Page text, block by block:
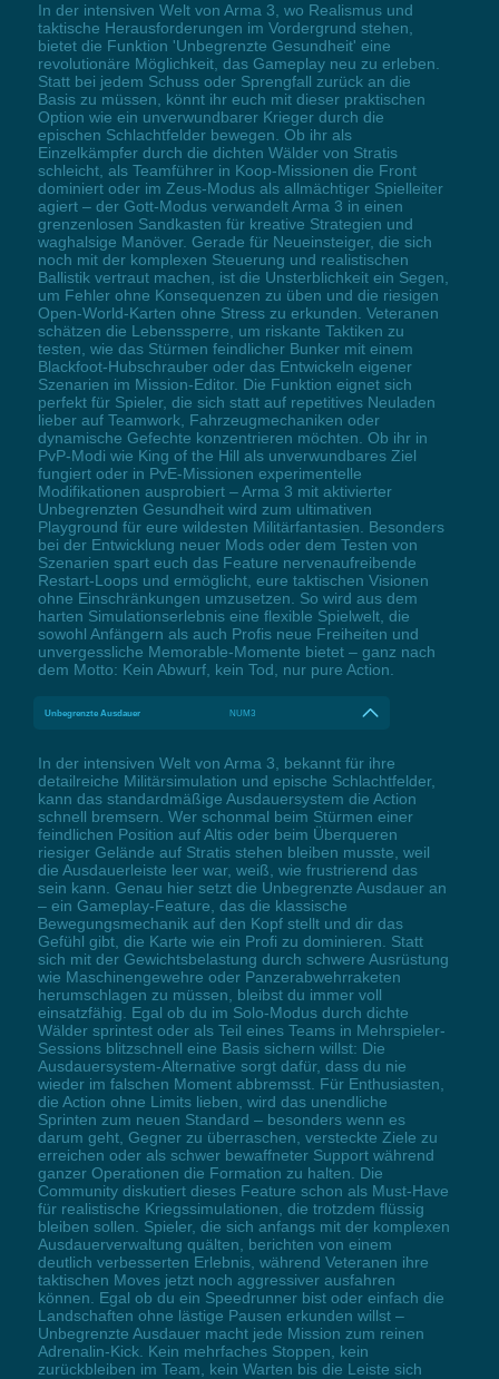
In der intensiven Welt von Arma 3, wo Realismus und
taktische Herausforderungen im Vordergrund stehen,
bietet die Funktion 'Unbegrenzte Gesundheit' eine
revolutionäre Möglichkeit, das Gameplay neu zu erleben.
Statt bei jedem Schuss oder Sprengfall zurück an die
Basis zu müssen, könnt ihr euch mit dieser praktischen
Option wie ein unverwundbarer Krieger durch die
epischen Schlachtfelder bewegen. Ob ihr als
Einzelkämpfer durch die dichten Wälder von Stratis
schleicht, als Teamführer in Koop-Missionen die Front
dominiert oder im Zeus-Modus als allmächtiger Spielleiter
agiert – der Gott-Modus verwandelt Arma 3 in einen
grenzenlosen Sandkasten für kreative Strategien und
waghalsige Manöver. Gerade für Neueinsteiger, die sich
noch mit der komplexen Steuerung und realistischen
Ballistik vertraut machen, ist die Unsterblichkeit ein Segen,
um Fehler ohne Konsequenzen zu üben und die riesigen
Open-World-Karten ohne Stress zu erkunden. Veteranen
schätzen die Lebenssperre, um riskante Taktiken zu
testen, wie das Stürmen feindlicher Bunker mit einem
Blackfoot-Hubschrauber oder das Entwickeln eigener
Szenarien im Mission-Editor. Die Funktion eignet sich
perfekt für Spieler, die sich statt auf repetitives Neuladen
lieber auf Teamwork, Fahrzeugmechaniken oder
dynamische Gefechte konzentrieren möchten. Ob ihr in
PvP-Modi wie King of the Hill als unverwundbares Ziel
fungiert oder in PvE-Missionen experimentelle
Modifikationen ausprobiert – Arma 3 mit aktivierter
Unbegrenzten Gesundheit wird zum ultimativen
Playground für eure wildesten Militärfantasien. Besonders
bei der Entwicklung neuer Mods oder dem Testen von
Szenarien spart euch das Feature nervenaufreibende
Restart-Loops und ermöglicht, eure taktischen Visionen
ohne Einschränkungen umzusetzen. So wird aus dem
harten Simulationserlebnis eine flexible Spielwelt, die
sowohl Anfängern als auch Profis neue Freiheiten und
unvergessliche Memorable-Momente bietet – ganz nach
dem Motto: Kein Abwurf, kein Tod, nur pure Action.
Unbegrenzte Ausdauer NUM3
In der intensiven Welt von Arma 3, bekannt für ihre
detailreiche Militärsimulation und epische Schlachtfelder,
kann das standardmäßige Ausdauersystem die Action
schnell bremsern. Wer schonmal beim Stürmen einer
feindlichen Position auf Altis oder beim Überqueren
riesiger Gelände auf Stratis stehen bleiben musste, weil
die Ausdauerleiste leer war, weiß, wie frustrierend das
sein kann. Genau hier setzt die Unbegrenzte Ausdauer an
– ein Gameplay-Feature, das die klassische
Bewegungsmechanik auf den Kopf stellt und dir das
Gefühl gibt, die Karte wie ein Profi zu dominieren. Statt
sich mit der Gewichtsbelastung durch schwere Ausrüstung
wie Maschinengewehre oder Panzerabwehrraketen
herumschlagen zu müssen, bleibst du immer voll
einsatzfähig. Egal ob du im Solo-Modus durch dichte
Wälder sprintest oder als Teil eines Teams in Mehrspieler-
Sessions blitzschnell eine Basis sichern willst: Die
Ausdauersystem-Alternative sorgt dafür, dass du nie
wieder im falschen Moment abbremsst. Für Enthusiasten,
die Action ohne Limits lieben, wird das unendliche
Sprinten zum neuen Standard – besonders wenn es
darum geht, Gegner zu überraschen, versteckte Ziele zu
erreichen oder als schwer bewaffneter Support während
ganzer Operationen die Formation zu halten. Die
Community diskutiert dieses Feature schon als Must-Have
für realistische Kriegssimulationen, die trotzdem flüssig
bleiben sollen. Spieler, die sich anfangs mit der komplexen
Ausdauerverwaltung quälten, berichten von einem
deutlich verbesserten Erlebnis, während Veteranen ihre
taktischen Moves jetzt noch aggressiver ausfahren
können. Egal ob du ein Speedrunner bist oder einfach die
Landschaften ohne lästige Pausen erkunden willst –
Unbegrenzte Ausdauer macht jede Mission zum reinen
Adrenalin-Kick. Kein mehrfaches Stoppen, kein
zurückbleiben im Team, kein Warten bis die Leiste sich